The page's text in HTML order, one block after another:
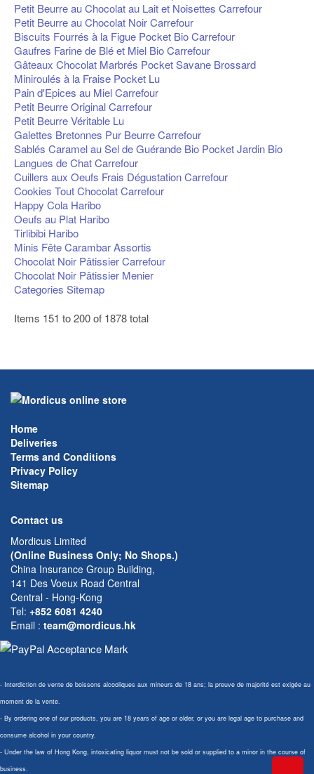
Petit Beurre au Chocolat au Lait et Noisettes Carrefour
Petit Beurre au Chocolat Noir Carrefour
Biscuits Fourrés à la Figue Pocket Bio Carrefour
Gaufres Farine de Blé et Miel Bio Carrefour
Gâteaux Chocolat Marbrés Pocket Savane Brossard
Miniroulés à la Fraise Pocket Lu
Pain d'Epices au Miel Carrefour
Petit Beurre Original Carrefour
Petit Beurre Véritable Lu
Galettes Bretonnes Pur Beurre Carrefour
Sablés Caramel au Sel de Guérande Bio Pocket Jardin Bio
Langues de Chat Carrefour
Cuillers aux Oeufs Frais Dégustation Carrefour
Cookies Tout Chocolat Carrefour
Happy Cola Haribo
Oeufs au Plat Haribo
Tirlibibi Haribo
Minis Fête Carambar Assortis
Chocolat Noir Pâtissier Carrefour
Chocolat Noir Pâtissier Menier
Categories Sitemap
Items 151 to 200 of 1878 total
Home
Deliveries
Terms and Conditions
Privacy Policy
Sitemap
Contact us
Mordicus Limited
(Online Business Only; No Shops.)
China Insurance Group Building,
141 Des Voeux Road Central
Central - Hong-Kong
Tel: +852 6081 4240
Email : team@mordicus.hk
- Interdiction de vente de boissons alcooliques aux mineurs de 18 ans; la preuve de majorité est exigée au
moment de la vente.
- By ordering one of our products, you are 18 years of age or older, or you are legal age to purchase and
consume alcohol in your country.
- Under the law of Hong Kong, intoxicating liquor must not be sold or supplied to a minor in the course of
business.